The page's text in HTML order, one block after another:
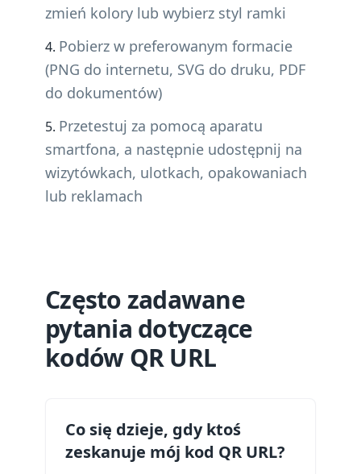
zmień kolory lub wybierz styl ramki
Pobierz w preferowanym formacie
(PNG do internetu, SVG do druku, PDF
do dokumentów)
Przetestuj za pomocą aparatu
smartfona, a następnie udostępnij na
wizytówkach, ulotkach, opakowaniach
lub reklamach
Często zadawane
pytania dotyczące
kodów QR URL
Co się dzieje, gdy ktoś
zeskanuje mój kod QR URL?